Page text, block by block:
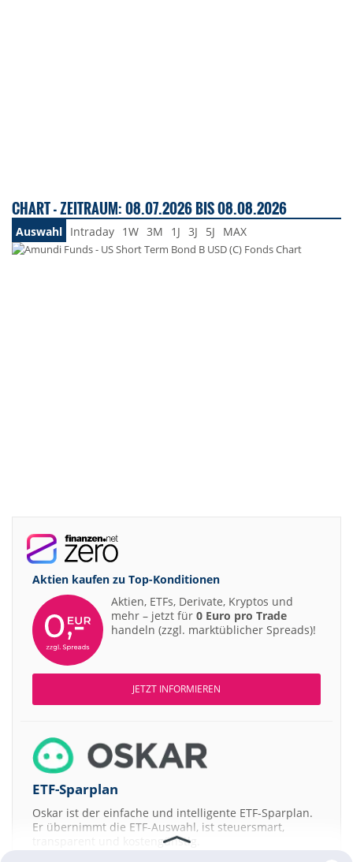
CHART - ZEITRAUM: 08.07.2026 BIS 08.08.2026
Auswahl Intraday 1W 3M 1J 3J 5J MAX
Aktien kaufen zu Top-Konditionen
Aktien, ETFs, Derivate, Kryptos und
mehr – jetzt für 0 Euro pro Trade
handeln (zzgl. marktüblicher Spreads)!
JETZT INFORMIEREN
ETF-Sparplan
Oskar ist der einfache und intelligente ETF-Sparplan.
Er übernimmt die ETF-Auswahl, ist steuersmart,
transparent und kostengünstig.